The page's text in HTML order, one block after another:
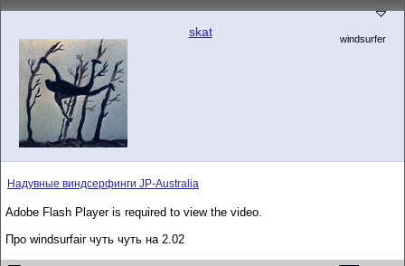
skat windsurfer
Надувные виндсерфинги JP-Australia
Adobe Flash Player is required to view the video.
Про windsurfair чуть чуть на 2.02